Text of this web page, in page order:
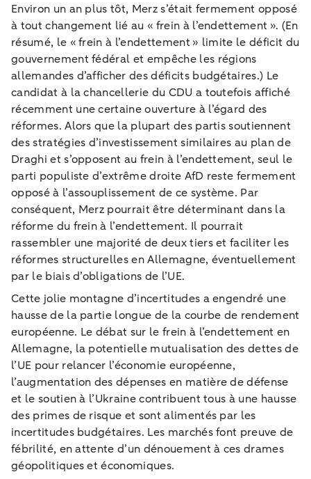
Environ un an plus tôt, Merz s’était fermement opposé
à tout changement lié au « frein à l’endettement ». (En
résumé, le « frein à l’endettement » limite le déficit du
gouvernement fédéral et empêche les régions
allemandes d’afficher des déficits budgétaires.) Le
candidat à la chancellerie du CDU a toutefois affiché
récemment une certaine ouverture à l’égard des
réformes. Alors que la plupart des partis soutiennent
des stratégies d’investissement similaires au plan de
Draghi et s’opposent au frein à l’endettement, seul le
parti populiste d’extrême droite AfD reste fermement
opposé à l’assouplissement de ce système. Par
conséquent, Merz pourrait être déterminant dans la
réforme du frein à l’endettement. Il pourrait
rassembler une majorité de deux tiers et faciliter les
réformes structurelles en Allemagne, éventuellement
par le biais d’obligations de l’UE.
Cette jolie montagne d’incertitudes a engendré une
hausse de la partie longue de la courbe de rendement
européenne. Le débat sur le frein à l’endettement en
Allemagne, la potentielle mutualisation des dettes de
l’UE pour relancer l’économie européenne,
l’augmentation des dépenses en matière de défense
et le soutien à l’Ukraine contribuent tous à une hausse
des primes de risque et sont alimentés par les
incertitudes budgétaires. Les marchés font preuve de
fébrilité, en attente d’un dénouement à ces drames
géopolitiques et économiques.